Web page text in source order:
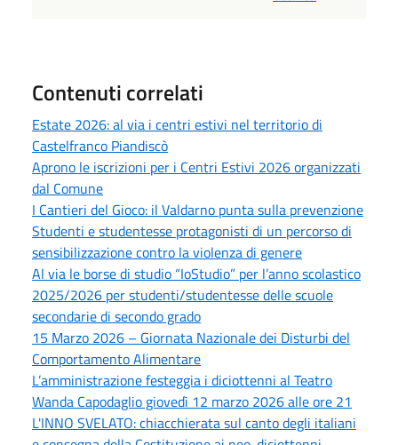
Contenuti correlati
Estate 2026: al via i centri estivi nel territorio di
Castelfranco Piandiscò
Aprono le iscrizioni per i Centri Estivi 2026 organizzati
dal Comune
I Cantieri del Gioco: il Valdarno punta sulla prevenzione
Studenti e studentesse protagonisti di un percorso di
sensibilizzazione contro la violenza di genere
Al via le borse di studio “IoStudio” per l’anno scolastico
2025/2026 per studenti/studentesse delle scuole
secondarie di secondo grado
15 Marzo 2026 – Giornata Nazionale dei Disturbi del
Comportamento Alimentare
L’amministrazione festeggia i diciottenni al Teatro
Wanda Capodaglio giovedì 12 marzo 2026 alle ore 21
L'INNO SVELATO: chiacchierata sul canto degli italiani